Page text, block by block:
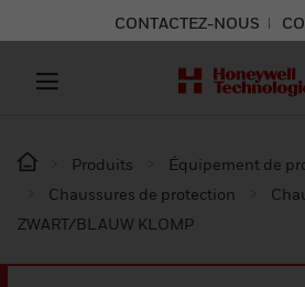
CONTACTEZ-NOUS
Produits
Équipement de
Chaussures de protection
ZWART/BLAUW KLOMP